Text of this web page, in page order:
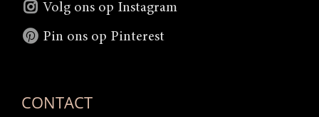
Volg ons op Instagram
Pin ons op Pinterest
CONTACT